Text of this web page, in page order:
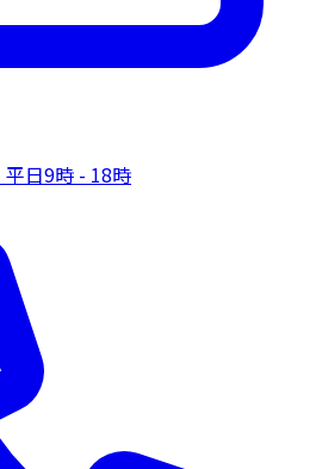
平日9時 - 18時